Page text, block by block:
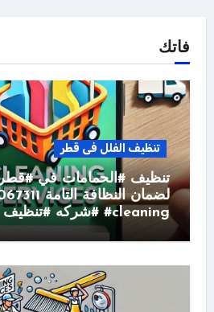
فاتك
تنظيف الفلل فى قطر
تنظيف #الحمامات في #قطر
#cleaning #شركه #تنظيف